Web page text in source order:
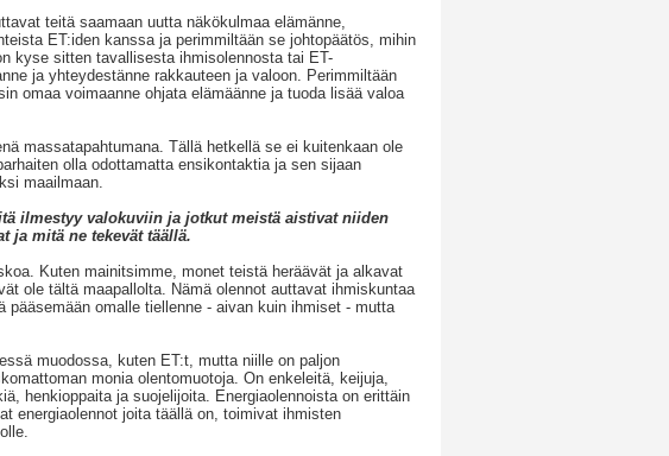
teitä saamaan uutta näkökulmaa elämänne,
ET:iden kanssa ja perimmiltään se johtopäätös, mihin
kyse sitten tavallisesta ihmisolennosta tai ET-
ja yhteydestänne rakkauteen ja valoon. Perimmiltään
omaa voimaanne ohjata elämäänne ja tuoda lisää valoa
massatapahtumana. Tällä hetkellä se ei kuitenkaan ole
olla odottamatta ensikontaktia ja sen sijaan
maailmaan.
ilmestyy valokuviin ja jotkut meistä aistivat niiden
ja mitä ne tekevät täällä.
Kuten mainitsimme, monet teistä heräävät ja alkavat
ole tältä maapallolta. Nämä olennot auttavat ihmiskuntaa
omalle tiellenne - aivan kuin ihmiset - mutta
muodossa, kuten ET:t, mutta niille on paljon
monia olentomuotoja. On enkeleitä, keijuja,
henkioppaita ja suojelijoita. Energiaolennoista on erittäin
energiaolennot joita täällä on, toimivat ihmisten